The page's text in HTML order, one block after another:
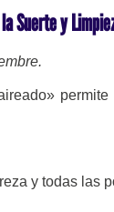
Suerte y
y todas las